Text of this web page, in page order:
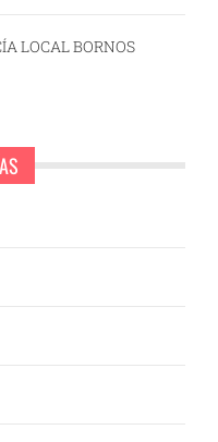
LOCAL BORNOS